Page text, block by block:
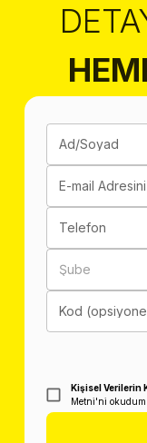
Ad/Soyad
E-mail
Telefon
Şube
Kod
Kişisel Verilerin
Metni'ni okudum